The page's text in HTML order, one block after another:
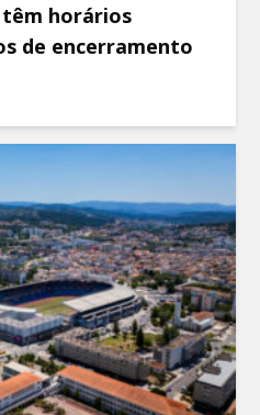
têm horários
de encerramento